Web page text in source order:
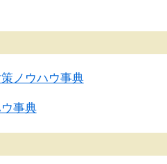
ノウハウ事典
事典